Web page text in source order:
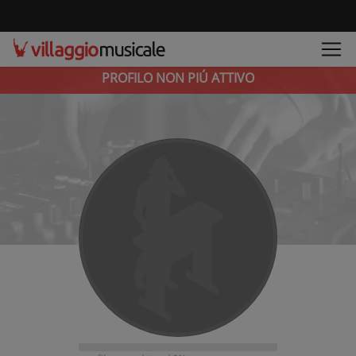
PROFILO NON PIÚ ATTIVO